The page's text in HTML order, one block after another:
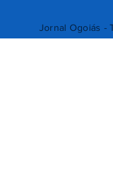
Jornal Ogoiás -